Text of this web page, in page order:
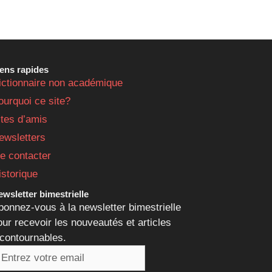
rapides
non académique
ce site?
d’amis
contacter
bimestrielle
vous à la newsletter bimestrielle
recevoir les nouveautés et articles